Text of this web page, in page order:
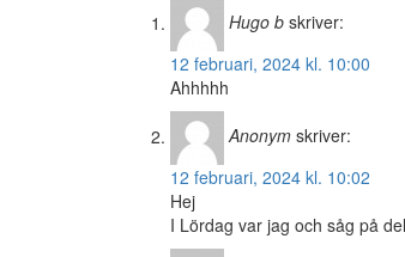
Hugo b skriver:
12 februari, 2024 kl. 10:00
Ahhhhh
Anonym skriver:
12 februari, 2024 kl. 10:02
Hej
I Lördag var jag och såg på